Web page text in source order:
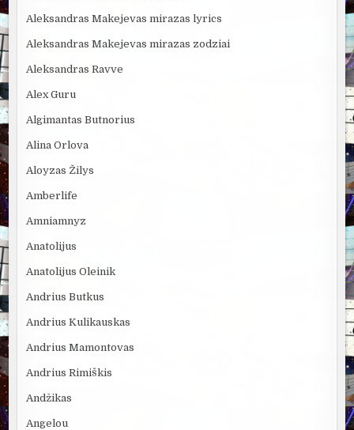
Aleksandras Makejevas mirazas lyrics
Aleksandras Makejevas mirazas zodziai
Aleksandras Ravve
Alex Guru
Algimantas Butnorius
Alina Orlova
Aloyzas Žilys
Amberlife
Amniamnyz
Anatolijus
Anatolijus Oleinik
Andrius Butkus
Andrius Kulikauskas
Andrius Mamontovas
Andrius Rimiškis
Andžikas
Angelou